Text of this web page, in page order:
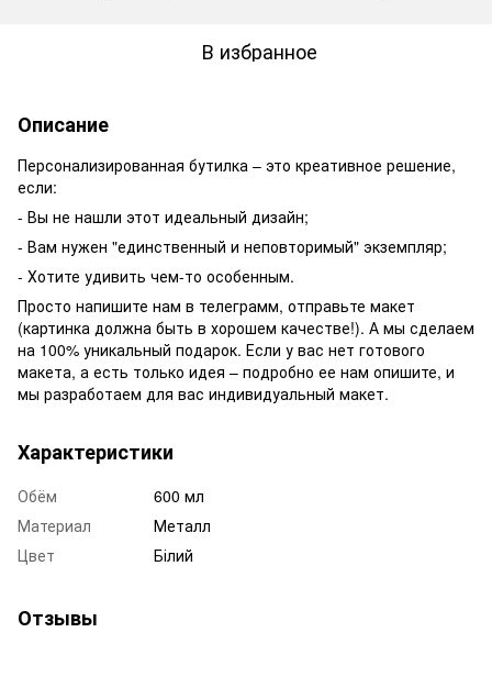
В избранное
Описание
Персонализированная бутилка – это креативное решение,
если:
- Вы не нашли этот идеальный дизайн;
- Вам нужен "единственный и неповторимый" экземпляр;
- Хотите удивить чем-то особенным.
Просто напишите нам в телеграмм, отправьте макет
(картинка должна быть в хорошем качестве!). А мы сделаем
на 100% уникальный подарок. Если у вас нет готового
макета, а есть только идея – подробно ее нам опишите, и
мы разработаем для вас индивидуальный макет.
Характеристики
Обём
600 мл
Материал
Металл
Цвет
Білий
Отзывы